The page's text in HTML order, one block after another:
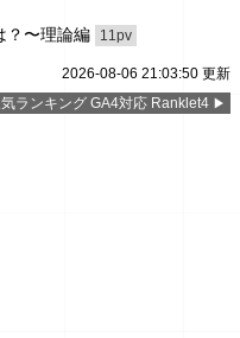
？〜理論編 11pv
2026-08-06 21:03:50 更新
ランキング GA4対応 Ranklet4